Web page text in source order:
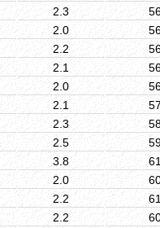
2.3
2.0
2.2
2.1
2.0
2.1
2.3
2.5
3.8
2.0
2.2
2.2